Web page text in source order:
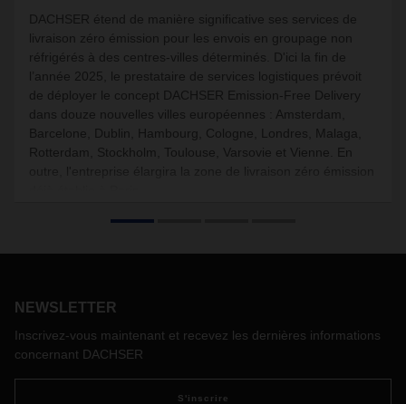
DACHSER étend de manière significative ses services de
livraison zéro émission pour les envois en groupage non
réfrigérés à des centres-villes déterminés. D'ici la fin de
l’année 2025, le prestataire de services logistiques prévoit
de déployer le concept DACHSER Emission-Free Delivery
dans douze nouvelles villes européennes : Amsterdam,
Barcelone, Dublin, Hambourg, Cologne, Londres, Malaga,
Rotterdam, Stockholm, Toulouse, Varsovie et Vienne. En
NEWSLETTER
Inscrivez-vous maintenant et recevez les dernières informations
concernant DACHSER
S'inscrire